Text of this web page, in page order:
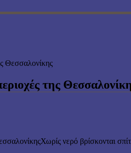
Θεσσαλονίκης
της
Χωρίς νερό βρίσκονται